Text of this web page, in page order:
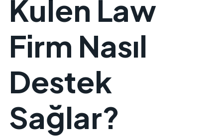
Kulen Law
Firm Nasıl
Destek
Sağlar?